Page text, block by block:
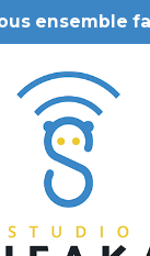
ensemble